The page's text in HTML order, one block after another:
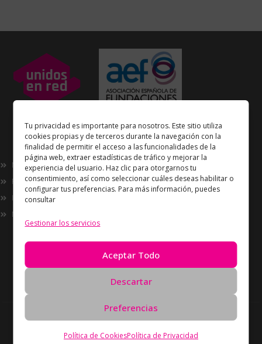
Tu privacidad es importante para nosotros. Este sitio utiliza
cookies propias y de terceros durante la navegación con la
finalidad de permitir el acceso a las funcionalidades de la
página web, extraer estadísticas de tráfico y mejorar la
experiencia del usuario. Haz clic para otorgarnos tu
consentimiento, así como seleccionar cuáles deseas habilitar o
configurar tus preferencias. Para más información, puedes
consultar
Gestionar los servicios
Aceptar Todo
Descartar
Preferencias
Política de CookiesPolítica de Privacidad
Enlaces de interés
Nosotros
Proyectos
Innovación
Now
de laAsociación Española de Fundaciones
Política de Privacidad
Política de cookies
Derechos de autor Unidos en Red © 2026 Todos los
derechos reservados – Desarrollado porOreón
Digital